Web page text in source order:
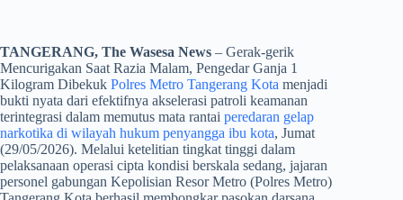
TANGERANG, The Wasesa News – Gerak-gerik
Mencurigakan Saat Razia Malam, Pengedar Ganja 1
Kilogram Dibekuk Polres Metro Tangerang Kota menjadi
bukti nyata dari efektifnya akselerasi patroli keamanan
terintegrasi dalam memutus mata rantai peredaran gelap
narkotika di wilayah hukum penyangga ibu kota, Jumat
(29/05/2026). Melalui ketelitian tingkat tinggi dalam
pelaksanaan operasi cipta kondisi berskala sedang, jajaran
personel gabungan Kepolisian Resor Metro (Polres Metro)